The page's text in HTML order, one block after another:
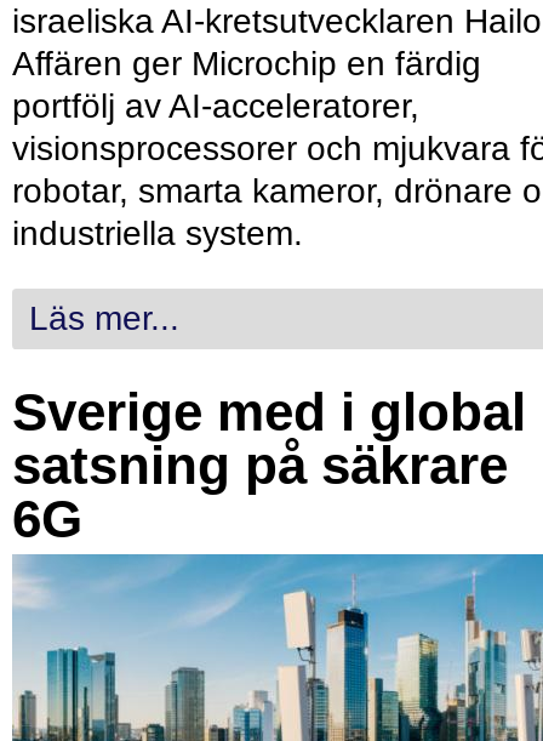
israeliska AI-kretsutvecklaren
Affären ger Microchip en färdig
portfölj av AI-acceleratorer,
visionsprocessorer och mjukvara
robotar, smarta kameror, drönare
industriella system.
Läs mer...
Sverige med i global
satsning på säkrare
6G